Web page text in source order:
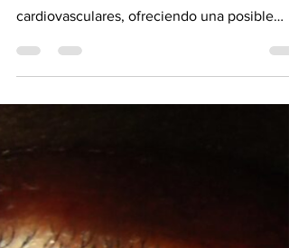
el tratamiento de las
enfermedades
cardiovasculares
terapia única. Las enfermedades
cardiovasculares podrían estar entre las
primeras afecciones médicas del mundo